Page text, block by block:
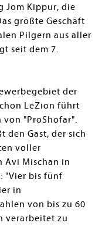
Jom Kippur, die
größte Geschäft
Pilgern aus aller
seit dem 7.
der
LeZion führt
"ProShofar".
den Gast, der sich
voller
Avi Mischan in
"Vier bis fünf
in
von bis zu 60
verarbeitet zu